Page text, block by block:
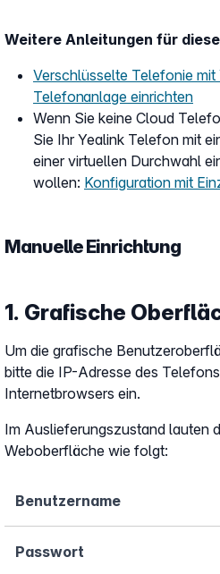
Weitere Anleitungen für
Verschlüsselte Telefonie mit
Telefonanlage einrichten
Wenn Sie keine Cloud
Sie Ihr Yealink Telefon mit
einer virtuellen Durchwahl
wollen: Konfiguration mit
Manuelle Einrichtung
1. Grafische
Um die grafische
bitte die IP-Adresse des
Internetbrowsers ein.
Im Auslieferungszustand lauten
Weboberfläche wie folgt:
Benutzername
Passwort